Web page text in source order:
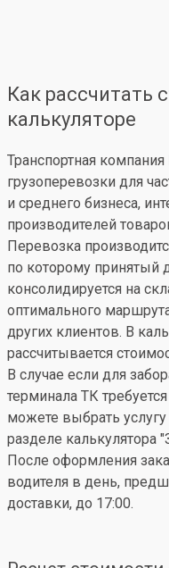
Как рассчитать
калькуляторе
Транспортная
грузоперевозки для
и среднего бизнеса,
производителей
Перевозка
по которому принятый
консолидируется на
оптимального
других клиентов. В
рассчитывается
В случае если для
терминала ТК
можете выбрать
разделе калькулятора
После оформления
водителя в день,
доставки, до 17:00.